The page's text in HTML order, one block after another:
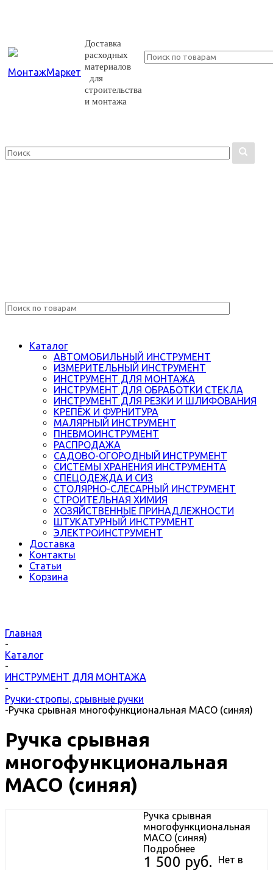
Доставка
расходных
материалов
для
строительства
и монтажа
Каталог
АВТОМОБИЛЬНЫЙ ИНСТРУМЕНТ
ИЗМЕРИТЕЛЬНЫЙ ИНСТРУМЕНТ
ИНСТРУМЕНТ ДЛЯ МОНТАЖА
ИНСТРУМЕНТ ДЛЯ ОБРАБОТКИ СТЕКЛА
ИНСТРУМЕНТ ДЛЯ РЕЗКИ И ШЛИФОВАНИЯ
КРЕПЁЖ И ФУРНИТУРА
МАЛЯРНЫЙ ИНСТРУМЕНТ
ПНЕВМОИНСТРУМЕНТ
РАСПРОДАЖА
САДОВО-ОГОРОДНЫЙ ИНСТРУМЕНТ
СИСТЕМЫ ХРАНЕНИЯ ИНСТРУМЕНТА
СПЕЦОДЕЖДА И СИЗ
СТОЛЯРНО-СЛЕСАРНЫЙ ИНСТРУМЕНТ
СТРОИТЕЛЬНАЯ ХИМИЯ
ХОЗЯЙСТВЕННЫЕ ПРИНАДЛЕЖНОСТИ
ШТУКАТУРНЫЙ ИНСТРУМЕНТ
ЭЛЕКТРОИНСТРУМЕНТ
Доставка
Контакты
Статьи
Корзина
Главная
-
Каталог
-
ИНСТРУМЕНТ ДЛЯ МОНТАЖА
-
Ручки-стропы, срывные ручки
-Ручка срывная многофункциональная MACO (синяя)
Ручка срывная
многофункциональная
MACO (синяя)
Ручка срывная
многофункциональная
MACO (синяя)
Подробнее
1 500 руб.
Нет в